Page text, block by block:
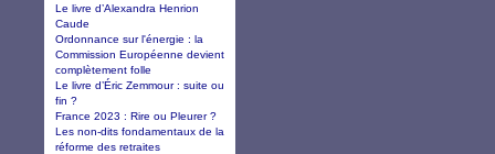
Le livre d’Alexandra Henrion
Caude
Ordonnance sur l'énergie : la
Commission Européenne devient
complètement folle
Le livre d’Éric Zemmour : suite ou
fin ?
France 2023 : Rire ou Pleurer ?
Les non-dits fondamentaux de la
réforme des retraites